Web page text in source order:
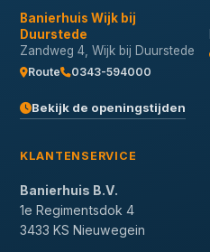
Banierhuis Wijk bij
Duurstede
Zandweg 4, Wijk bij Duurstede
Route 0343-594000
Bekijk de openingstijden
KLANTENSERVICE
Banierhuis B.V.
1e Regimentsdok 4
3433 KS Nieuwegein